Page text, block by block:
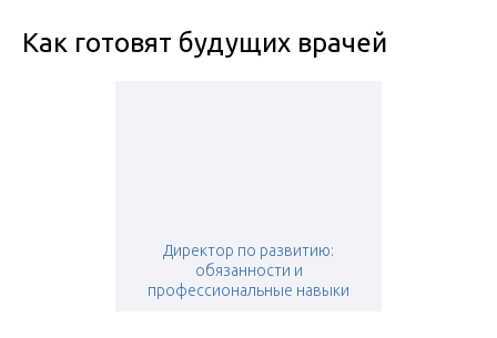
Как готовят будущих врачей
Директор по развитию:
обязанности и
профессиональные навыки